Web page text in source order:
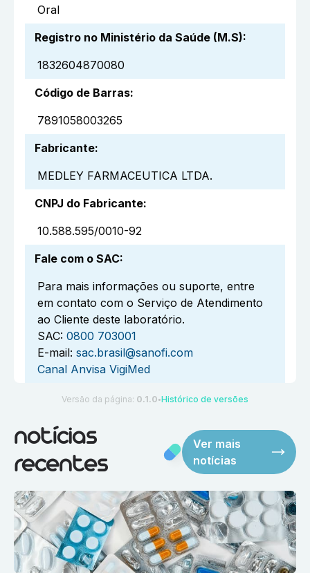
Oral
Registro no Ministério da Saúde (M.S):
1832604870080
Código de Barras:
7891058003265
Fabricante:
MEDLEY FARMACEUTICA LTDA.
CNPJ do Fabricante:
10.588.595/0010-92
Fale com o SAC:
Para mais informações ou suporte, entre
em contato com o Serviço de Atendimento
ao Cliente deste laboratório.
SAC: 0800 703001
E-mail: sac.brasil@sanofi.com
Canal Anvisa VigiMed
Versão da página: 0.1.0 ●Histórico de versões
notícias
recentes
Ver mais
notícias